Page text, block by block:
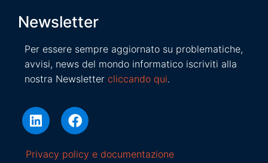
Newsletter
Per essere sempre aggiornato su problematiche,
avvisi, news del mondo informatico iscriviti alla
nostra Newsletter cliccando qui.
Privacy policy e documentazione